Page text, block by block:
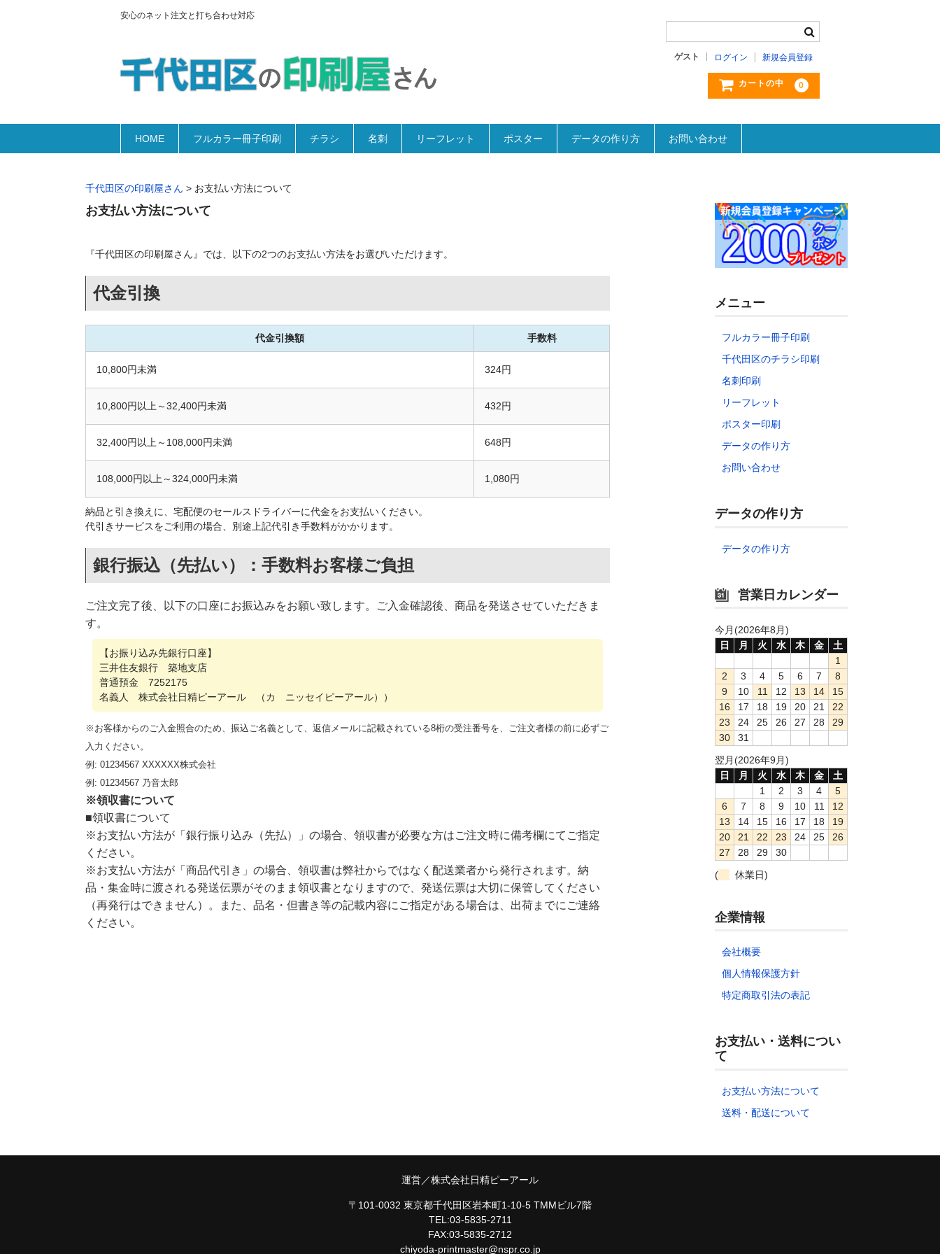
安心のネット注文と打ち合わせ対応
ゲスト ログイン 新規会員登録
カートの中 0
HOME フルカラー冊子印刷 チラシ 名刺 リーフレット ポスター データの作り方 お問い合わせ
千代田区の印刷屋さん > お支払い方法について
お支払い方法について
『千代田区の印刷屋さん』では、以下の2つのお支払い方法をお選びいただけます。
代金引換
代金引換額 手数料
10,800円未満 324円
10,800円以上～32,400円未満 432円
32,400円以上～108,000円未満 648円
108,000円以上～324,000円未満 1,080円
納品と引き換えに、宅配便のセールスドライバーに代金をお支払いください。
代引きサービスをご利用の場合、別途上記代引き手数料がかかります。
銀行振込（先払い）：手数料お客様ご負担
ご注文完了後、以下の口座にお振込みをお願い致します。ご入金確認後、商品を発送させていただきま
す。
【お振り込み先銀行口座】
三井住友銀行 築地支店
普通預金 7252175
名義人 株式会社日精ピーアール （カ ニッセイピーアール））
※お客様からのご入金照合のため、振込ご名義として、返信メールに記載されている8桁の受注番号を、ご注文者様の前に必ずご
入力ください。
例: 01234567 XXXXXX株式会社
例: 01234567 乃音太郎
※領収書について
■領収書について
※お支払い方法が「銀行振り込み（先払）」の場合、領収書が必要な方はご注文時に備考欄にてご指定
ください。
※お支払い方法が「商品代引き」の場合、領収書は弊社からではなく配送業者から発行されます。納
品・集金時に渡される発送伝票がそのまま領収書となりますので、発送伝票は大切に保管してください
（再発行はできません）。また、品名・但書き等の記載内容にご指定がある場合は、出荷までにご連絡
ください。
メニュー
フルカラー冊子印刷
千代田区のチラシ印刷
名刺印刷
リーフレット
ポスター印刷
データの作り方
お問い合わせ
データの作り方
データの作り方
営業日カレンダー
今月(2026年8月)
日
月 火 水 木 金
土
1
2
3 4 5 6 7
8
9
10 11 12 13 14
15
16
17 18 19 20 21
22
23
24 25 26 27 28
29
30
31
翌月(2026年9月)
日
月 火 水 木 金
土
1
2 3 4
5
6
7 8 9 10 11
12
13
14 15 16 17 18
19
20
21 22 23 24 25
26
27
28 29
30
(
休業日)
企業情報
会社概要
個人情報保護方針
特定商取引法の表記
お支払い・送料につい
て
お支払い方法について
送料・配送について
運営／株式会社日精ピーアール
〒101-0032 東京都千代田区岩本町1-10-5 TMMビル7階
TEL:03-5835-2711
FAX:03-5835-2712
chiyoda-printmaster@nspr.co.jp